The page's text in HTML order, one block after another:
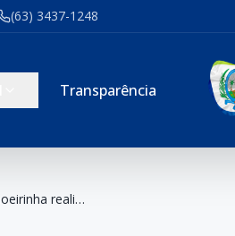
(63) 3437-1248
Transparência
Prefeitura de Cachoeirinha realiza ação da A3P com distribuição de material educativo sobre uso racional dos recursos naturais